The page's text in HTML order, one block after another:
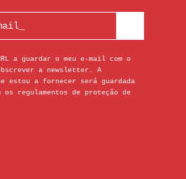
a guardar o meu e-mail com o
a newsletter. A
estou a fornecer será guardada
os regulamentos de proteção de